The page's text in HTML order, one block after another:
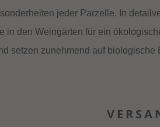
jeder Parzelle. In
in den Weingärten für ein
setzen zunehmend auf biologische